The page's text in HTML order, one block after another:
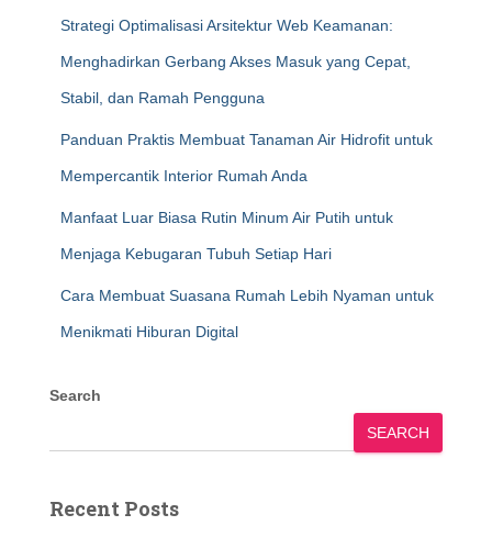
Strategi Optimalisasi Arsitektur Web Keamanan:
Menghadirkan Gerbang Akses Masuk yang Cepat,
Stabil, dan Ramah Pengguna
Panduan Praktis Membuat Tanaman Air Hidrofit untuk
Mempercantik Interior Rumah Anda
Manfaat Luar Biasa Rutin Minum Air Putih untuk
Menjaga Kebugaran Tubuh Setiap Hari
Cara Membuat Suasana Rumah Lebih Nyaman untuk
Menikmati Hiburan Digital
Search
SEARCH
Recent Posts